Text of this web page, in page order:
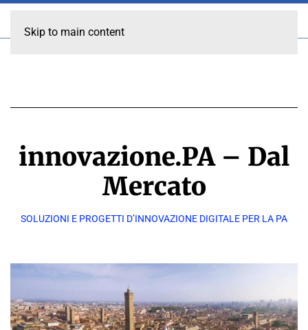
Skip to main content
innovazione.PA – Dal
Mercato
SOLUZIONI E PROGETTI D’INNOVAZIONE DIGITALE PER LA PA